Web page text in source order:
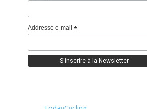
Addresse e-mail*